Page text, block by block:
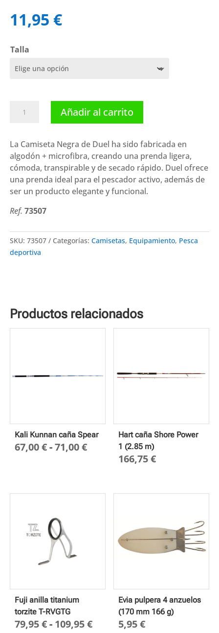
11,95 €
Talla
camiseta
corta
Black
cantidad
Añadir al carrito
La Camiseta Negra de Duel ha sido fabricada en
algodón + microfibra, creando una prenda ligera,
cómoda, transpirable y de secado rápido. Duel ofrece
una prenda ideal para el pescador activo, además de
ser un producto elegante y funcional.
Ref. 73507
SKU: 73507 Categorías: Camisetas, Equipamiento, Pesca
deportiva
Productos relacionados
Kali Kunnan caña Spear
67,00€-71,00€Rango
67,00 €
Hart caña Shore Power
1 (2.85 m)
166,75€
Fuji anilla titanium
torzite T-RVGTG
79,95€- 109,95€Rango
Evia pulpera 4 anzuelos
(170 mm 166 g)
5,95€